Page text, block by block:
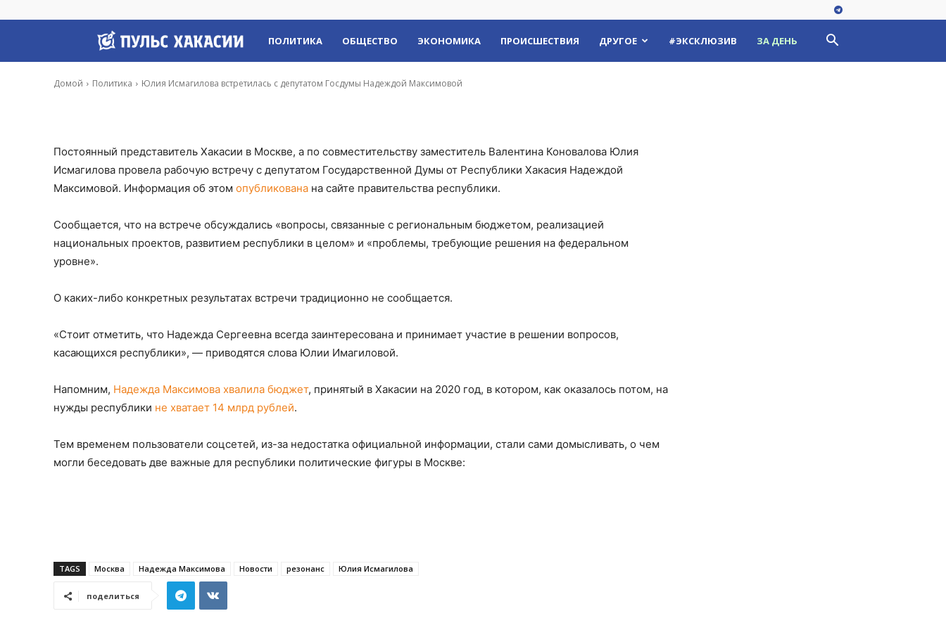
Пульс
Хакасии
ПОЛИТИКА ОБЩЕСТВО ЭКОНОМИКА ПРОИСШЕСТВИЯ ДРУГОЕ #ЭКСКЛЮЗИВ ЗА ДЕНЬ
Домой Политика Юлия Исмагилова встретилась с депутатом Госдумы Надеждой Максимовой
Госдумы Надеждой Максимовой
Постоянный представитель Хакасии в Москве, а по совместительству заместитель Валентина Коновалова Юлия
Исмагилова провела рабочую встречу с депутатом Государственной Думы от Республики Хакасия Надеждой
Максимовой. Информация об этом опубликована на сайте правительства республики.
Сообщается, что на встрече обсуждались «вопросы, связанные с региональным бюджетом, реализацией
национальных проектов, развитием республики в целом» и «проблемы, требующие решения на федеральном
уровне».
О каких-либо конкретных результатах встречи традиционно не сообщается.
«Стоит отметить, что Надежда Сергеевна всегда заинтересована и принимает участие в решении вопросов,
касающихся республики», — приводятся слова Юлии Имагиловой.
Напомним, Надежда Максимова хвалила бюджет, принятый в Хакасии на 2020 год, в котором, как оказалось потом, на
нужды республики не хватает 14 млрд рублей.
Тем временем пользователи соцсетей, из-за недостатка официальной информации, стали сами домысливать, о чем
могли беседовать две важные для республики политические фигуры в Москве:
TAGS Москва Надежда Максимова Новости резонанс Юлия Исмагилова
поделиться